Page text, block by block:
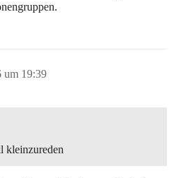
um 19:39
kleinzureden